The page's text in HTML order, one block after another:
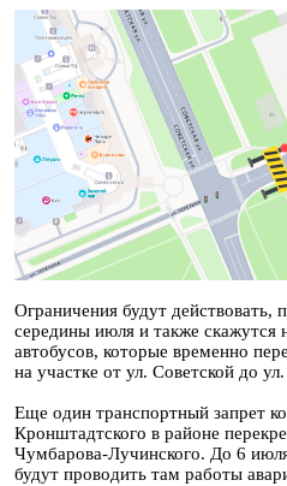
Ограничения будут действовать,
середины июля и также скажутся
автобусов, которые временно
на участке от ул. Советской до
Еще один транспортный запрет
Кронштадтского в районе
Чумбарова-Лучинского. До 6
будут проводить там работы